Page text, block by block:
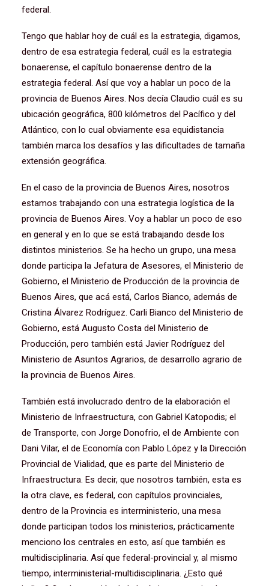
federal.
Tengo que hablar hoy de cuál es la estrategia, digamos,
dentro de esa estrategia federal, cuál es la estrategia
bonaerense, el capítulo bonaerense dentro de la
estrategia federal. Así que voy a hablar un poco de la
provincia de Buenos Aires. Nos decía Claudio cuál es su
ubicación geográfica, 800 kilómetros del Pacífico y del
Atlántico, con lo cual obviamente esa equidistancia
también marca los desafíos y las dificultades de tamaña
extensión geográfica.
En el caso de la provincia de Buenos Aires, nosotros
estamos trabajando con una estrategia logística de la
provincia de Buenos Aires. Voy a hablar un poco de eso
en general y en lo que se está trabajando desde los
distintos ministerios. Se ha hecho un grupo, una mesa
donde participa la Jefatura de Asesores, el Ministerio de
Gobierno, el Ministerio de Producción de la provincia de
Buenos Aires, que acá está, Carlos Bianco, además de
Cristina Álvarez Rodríguez. Carli Bianco del Ministerio de
Gobierno, está Augusto Costa del Ministerio de
Producción, pero también está Javier Rodríguez del
Ministerio de Asuntos Agrarios, de desarrollo agrario de
la provincia de Buenos Aires.
También está involucrado dentro de la elaboración el
Ministerio de Infraestructura, con Gabriel Katopodis; el
de Transporte, con Jorge Donofrio, el de Ambiente con
Dani Vilar, el de Economía con Pablo López y la Dirección
Provincial de Vialidad, que es parte del Ministerio de
Infraestructura. Es decir, que nosotros también, esta es
la otra clave, es federal, con capítulos provinciales,
dentro de la Provincia es interministerio, una mesa
donde participan todos los ministerios, prácticamente
menciono los centrales en esto, así que también es
multidisciplinaria. Así que federal-provincial y, al mismo
tiempo, interministerial-multidisciplinaria. ¿Esto qué